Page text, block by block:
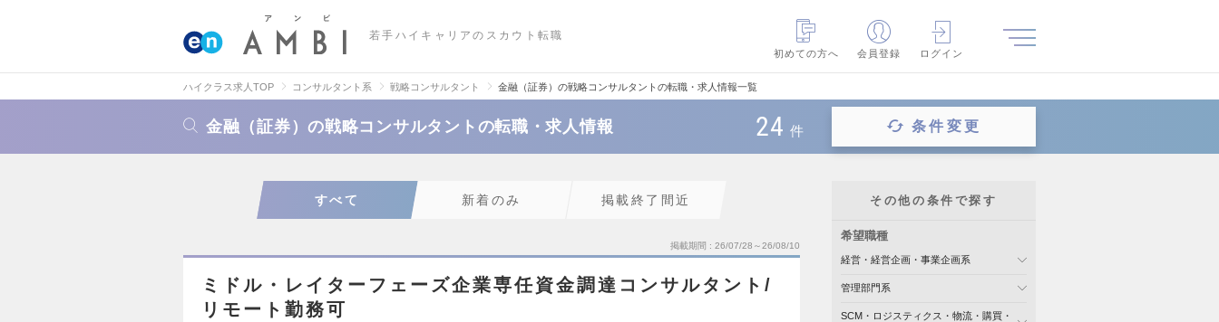
若手ハイキャリアのスカウト転職
初めての方へ
会員登録 ログイン
ハイクラス求人TOP コンサルタント系 戦略コンサルタント 金融（証券）の戦略コンサルタントの転職・求人情報一覧
金融（証券）の戦略コンサルタントの転職・求人情報 24 件 条件変更
すべて 新着のみ 掲載終了間近
掲載期間 26/07/28～26/08/10
ミドル・レイターフェーズ企業専任資金調達コンサルタント/
リモート勤務可
その他の条件で探す
希望職種
経営・経営企画・事業企画系
管理部門系
SCM・ロジスティクス・物流・購買・